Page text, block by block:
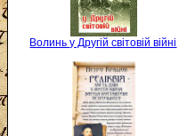
Волинь у Другій світовій війні